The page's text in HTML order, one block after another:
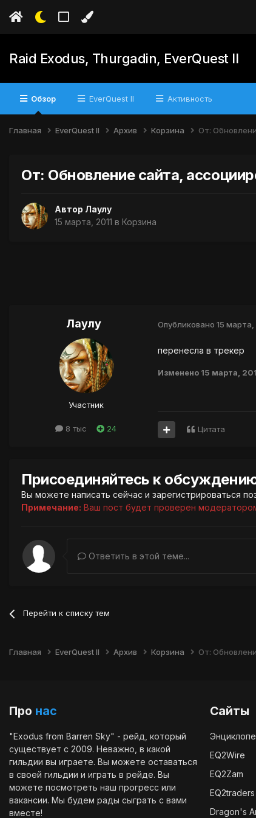
Raid Exodus, Thurgadin, EverQuest II
Обзор EverQuest II Активность
Главная EverQuest II Архив Корзина От:
От: Обновление сайта,
Автор Лаулу
15 марта, 2011 в Корзина
Лаулу
Участник
8 тыс 24
Опубликовано 15 марта,
перенесла в трекер
Изменено 15 марта,
Цитата
Присоединяйтесь к
Вы можете написать сейчас и зарегистрироваться
Примечание: Ваш пост будет проверен
Ответить в этой теме...
Перейти к списку тем
Главная EverQuest II Архив Корзина От:
Про нас
"Exodus from Barren Sky" - рейд, который
существует с 2009. Неважно, в какой
гильдии вы играете. Вы можете оставаться
в своей гильдии и играть в рейде. Вы
можете посмотреть наш прогресс или
вакансии. Мы будем рады сыграть с вами
вместе!
Сайты
EQ2Wire
EQ2Zam
EQ2traders
Dragon's